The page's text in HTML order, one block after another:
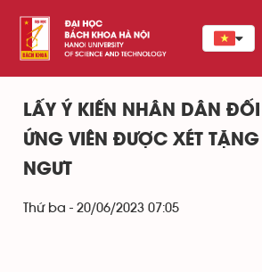
LẤY Ý KIẾN NHÂN DÂN
ỨNG VIÊN ĐƯỢC XÉT
NGƯT
Thứ ba - 20/06/2023 07:05